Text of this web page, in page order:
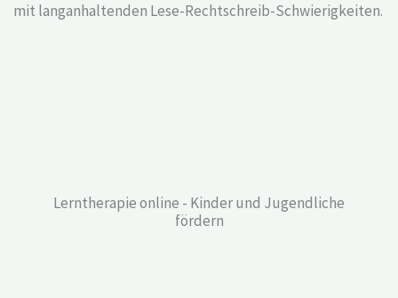
mit langanhaltenden Lese-Rechtschreib-Schwierigkeiten.
Lerntherapie online - Kinder und Jugendliche
fördern